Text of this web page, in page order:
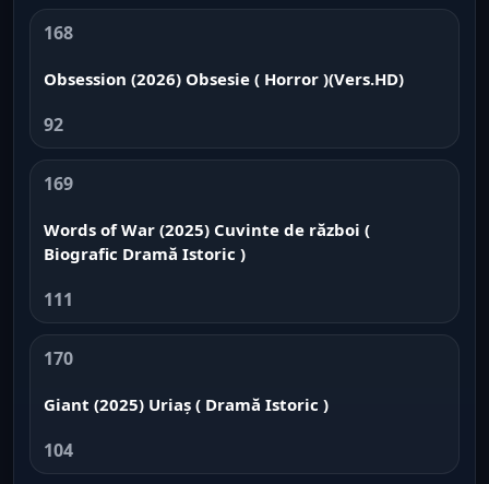
168
Obsession (2026) Obsesie ( Horror )(Vers.HD)
92
169
Words of War (2025) Cuvinte de război (
Biografic Dramă Istoric )
111
170
Giant (2025) Uriaș ( Dramă Istoric )
104